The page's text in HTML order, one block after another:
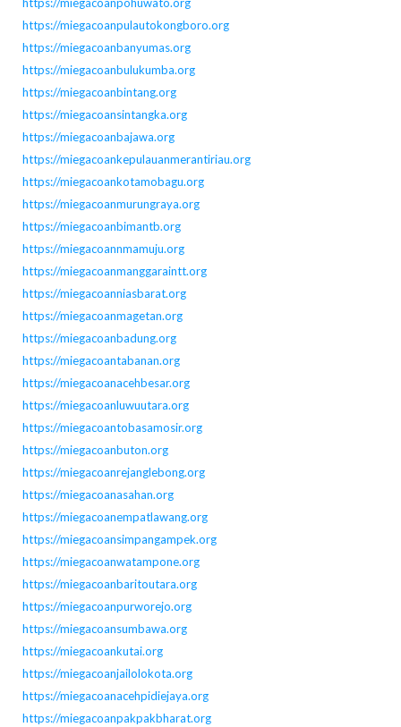
https://miegacoanpohuwato.org
https://miegacoanpulautokongboro.org
https://miegacoanbanyumas.org
https://miegacoanbulukumba.org
https://miegacoanbintang.org
https://miegacoansintangka.org
https://miegacoanbajawa.org
https://miegacoankepulauanmerantiriau.org
https://miegacoankotamobagu.org
https://miegacoanmurungraya.org
https://miegacoanbimantb.org
https://miegacoannmamuju.org
https://miegacoanmanggaraintt.org
https://miegacoanniasbarat.org
https://miegacoanmagetan.org
https://miegacoanbadung.org
https://miegacoantabanan.org
https://miegacoanacehbesar.org
https://miegacoanluwuutara.org
https://miegacoantobasamosir.org
https://miegacoanbuton.org
https://miegacoanrejanglebong.org
https://miegacoanasahan.org
https://miegacoanempatlawang.org
https://miegacoansimpangampek.org
https://miegacoanwatampone.org
https://miegacoanbaritoutara.org
https://miegacoanpurworejo.org
https://miegacoansumbawa.org
https://miegacoankutai.org
https://miegacoanjailolokota.org
https://miegacoanacehpidiejaya.org
https://miegacoanpakpakbharat.org